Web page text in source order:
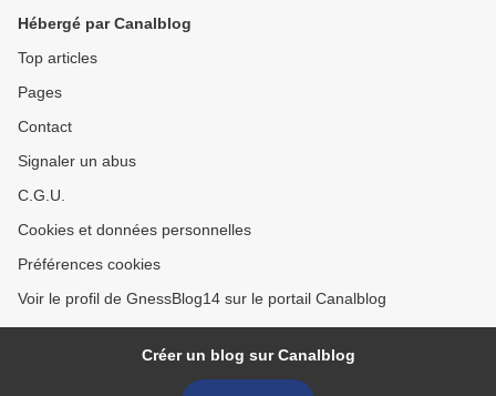
Hébergé par Canalblog
Top articles
Pages
Contact
Signaler un abus
C.G.U.
Cookies et données personnelles
Préférences cookies
Voir le profil de GnessBlog14 sur le portail Canalblog
Créer un blog sur Canalblog